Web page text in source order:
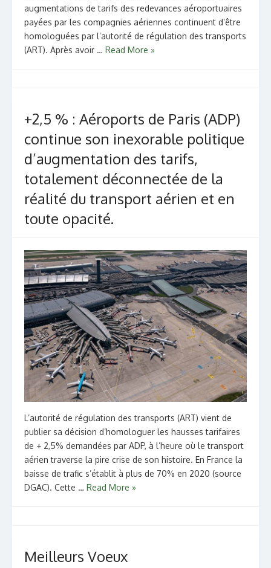
augmentations de tarifs des redevances aéroportuaires
payées par les compagnies aériennes continuent d’être
homologuées par l’autorité de régulation des transports
(ART). Après avoir … Read More »
+2,5 % : Aéroports de Paris (ADP)
continue son inexorable politique
d’augmentation des tarifs,
totalement déconnectée de la
réalité du transport aérien et en
toute opacité.
L’autorité de régulation des transports (ART) vient de
publier sa décision d’homologuer les hausses tarifaires
de + 2,5% demandées par ADP, à l’heure où le transport
aérien traverse la pire crise de son histoire. En France la
baisse de trafic s’établit à plus de 70% en 2020 (source
DGAC). Cette … Read More »
Meilleurs Voeux